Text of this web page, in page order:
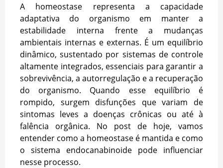
A homeostase representa a capacidade
adaptativa do organismo em manter a
estabilidade interna frente a mudanças
ambientais internas e externas. É um equilíbrio
dinâmico, sustentado por sistemas de controle
altamente integrados, essenciais para garantir a
sobrevivência, a autorregulação e a recuperação
do organismo. Quando esse equilíbrio é
rompido, surgem disfunções que variam de
sintomas leves a doenças crônicas ou até à
falência orgânica. No post de hoje, vamos
entender como a homeostase é mantida e como
o sistema endocanabinoide pode influenciar
nesse processo.